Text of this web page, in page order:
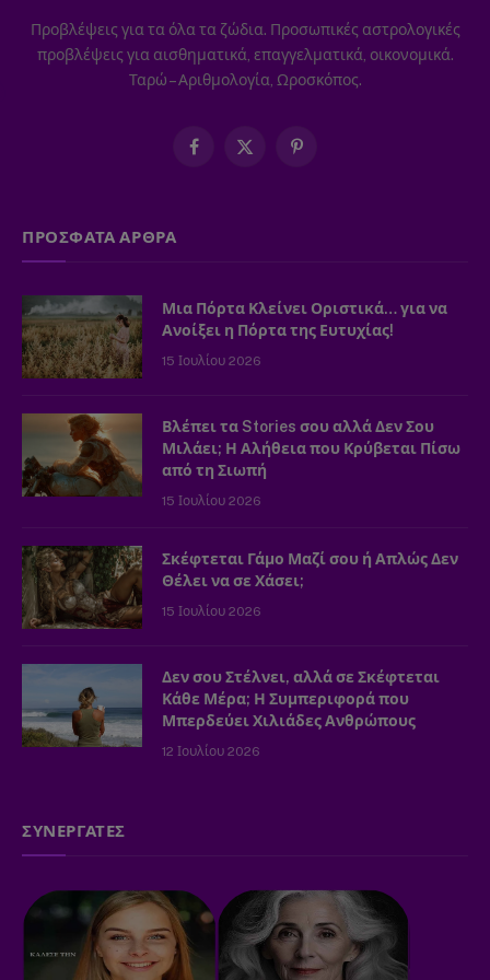
Προβλέψεις για τα όλα τα ζώδια. Προσωπικές αστρολογικές
προβλέψεις για αισθηματικά, επαγγελματικά, οικονομικά.
Ταρώ – Αριθμολογία, Ωροσκόπος.
Facebook
X
Pinterest
ΠΡΟΣΦΑΤΑ ΑΡΘΡΑ
Μια Πόρτα Κλείνει Οριστικά… για να
Ανοίξει η Πόρτα της Ευτυχίας!
15 Ιουλίου 2026
Βλέπει τα Stories σου αλλά Δεν Σου
Μιλάει; Η Αλήθεια που Κρύβεται Πίσω
από τη Σιωπή
15 Ιουλίου 2026
Σκέφτεται Γάμο Μαζί σου ή Απλώς Δεν
Θέλει να σε Χάσει;
15 Ιουλίου 2026
Δεν σου Στέλνει, αλλά σε Σκέφτεται
Κάθε Μέρα; Η Συμπεριφορά που
Μπερδεύει Χιλιάδες Ανθρώπους
12 Ιουλίου 2026
ΣΥΝΕΡΓΑΤΕΣ